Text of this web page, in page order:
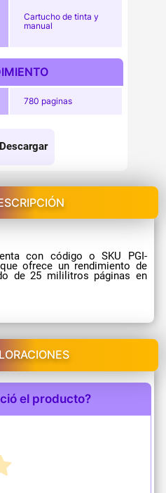
Cartucho de tinta y
manual
780 paginas
Descargar
con código o SKU PGI-
ofrece un rendimiento de
de 25 mililitros páginas en
el producto?